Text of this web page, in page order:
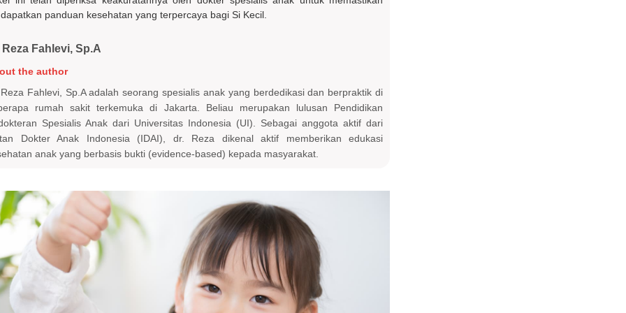
panduan kesehatan yang terpercaya bagi Si Kecil.
Reza Fahlevi, Sp.A
the author
Fahlevi, Sp.A adalah seorang spesialis anak yang berdedikasi dan berpraktik di
rumah sakit terkemuka di Jakarta. Beliau merupakan lulusan Pendidikan
Spesialis Anak dari Universitas Indonesia (UI). Sebagai anggota aktif dari
Dokter Anak Indonesia (IDAI), dr. Reza dikenal aktif memberikan edukasi
anak yang berbasis bukti (evidence-based) kepada masyarakat.